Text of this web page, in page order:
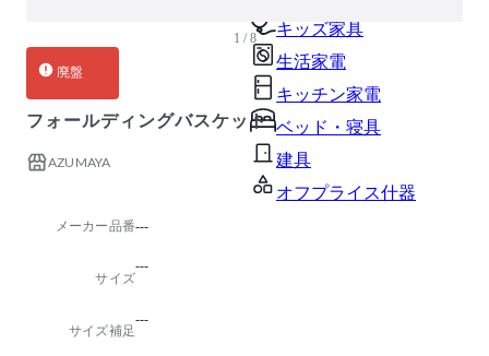
キッズ家具
生活家電
キッチン家電
ベッド・寝具
建具
オフプライス什器
1 / 8
廃盤
フォールディングバスケット
AZUMAYA
メーカー品番---
サイズ
---
サイズ補足
---